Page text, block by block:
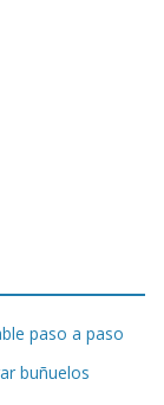
paso a paso
buñuelos